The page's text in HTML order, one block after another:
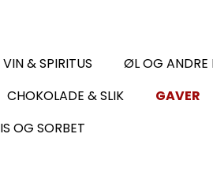
VIN & SPIRITUS ØL OG ANDRE
CHOKOLADE & SLIK GAVER
IS OG SORBET